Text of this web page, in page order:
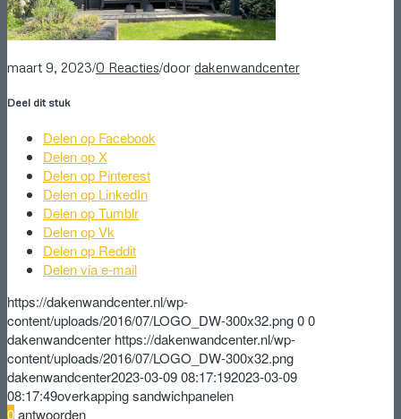
maart 9, 2023/0 Reacties/door dakenwandcenter
Deel dit stuk
Delen op Facebook
Delen op X
Delen op Pinterest
Delen op LinkedIn
Delen op Tumblr
Delen op Vk
Delen op Reddit
Delen via e-mail
https://dakenwandcenter.nl/wp-
content/uploads/2016/07/LOGO_DW-300x32.png00
dakenwandcenter https://dakenwandcenter.nl/wp-
content/uploads/2016/07/LOGO_DW-300x32.png
dakenwandcenter2023-03-09 08:17:192023-03-09
08:17:49overkapping sandwichpanelen
0antwoorden